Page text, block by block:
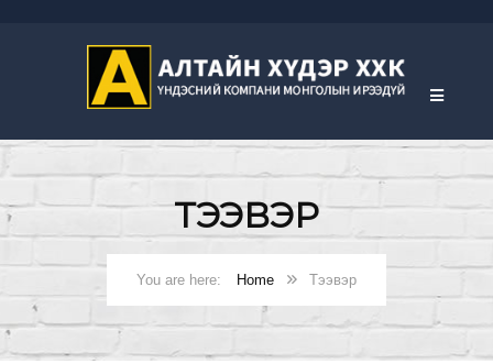
ТЭЭВЭР
Home Тээвэр